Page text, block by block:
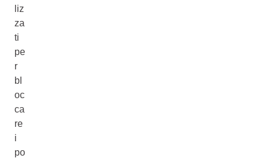
liz
za
ti
pe
r
bl
oc
ca
re
i
po